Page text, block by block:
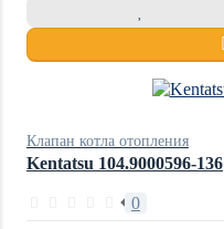
Клапан котла отопления
Kentatsu 104.9000596-136
0